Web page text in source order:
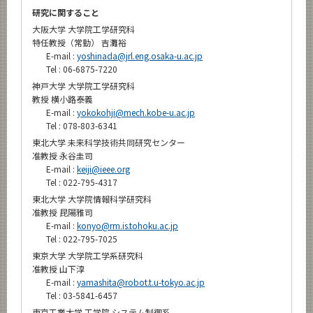
研究に関すること
大阪大学 大学院工学研究科
特任教授（常勤） 吉灘裕
E-mail : yoshinada@jrl.eng.osaka-u.ac.jp
Tel : 06-6875-7220
神戸大学 大学院工学研究科
教授 横小路泰義
E-mail : yokokohji@mech.kobe-u.ac.jp
Tel : 078-803-6341
東北大学 未来科学技術共同研究センター
准教授 永谷圭司
E-mail : keiji@ieee.org
Tel : 022-795-4317
東北大学 大学院情報科学研究科
准教授 昆陽雅司
E-mail : konyo@rm.is.tohoku.ac.jp
Tel : 022-795-7025
東京大学 大学院工学系研究科
准教授 山下淳
E-mail : yamashita@robot.t.u-tokyo.ac.jp
Tel : 03-5841-6457